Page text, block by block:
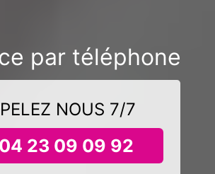
par téléphone
NOUS 7/7
23 09 09 92